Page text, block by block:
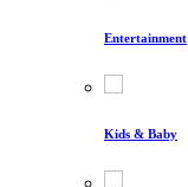
Entertainment
Kids & Baby